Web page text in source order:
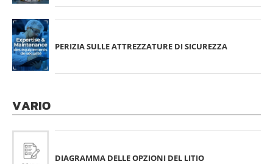
PERIZIA SULLE ATTREZZATURE DI SICUREZZA
VARIO
DIAGRAMMA DELLE OPZIONI DEL LITIO